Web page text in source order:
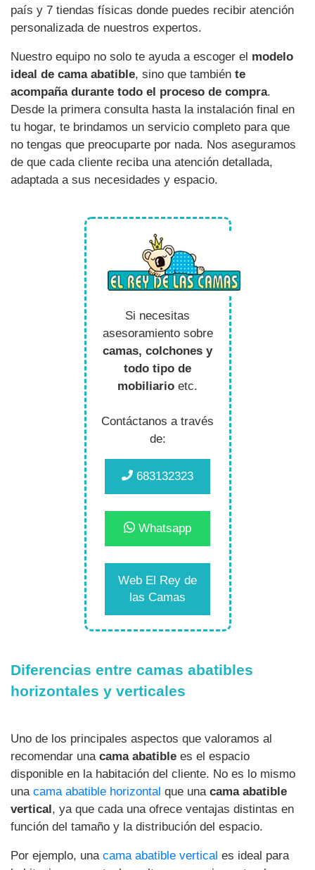
país y 7 tiendas físicas donde puedes recibir atención
personalizada de nuestros expertos.
Nuestro equipo no solo te ayuda a escoger el modelo
ideal de cama abatible, sino que también te
acompaña durante todo el proceso de compra.
Desde la primera consulta hasta la instalación final en
tu hogar, te brindamos un servicio completo para que
no tengas que preocuparte por nada. Nos aseguramos
de que cada cliente reciba una atención detallada,
adaptada a sus necesidades y espacio.
Si necesitas
asesoramiento sobre
camas, colchones y
todo tipo de
mobiliario etc.
Contáctanos a través
de:
683132323
Whatsapp
Web El Rey de
las Camas
Diferencias entre camas abatibles
horizontales y verticales
Uno de los principales aspectos que valoramos al
recomendar una cama abatible es el espacio
disponible en la habitación del cliente. No es lo mismo
una cama abatible horizontal que una cama abatible
vertical, ya que cada una ofrece ventajas distintas en
función del tamaño y la distribución del espacio.
Por ejemplo, una cama abatible vertical es ideal para